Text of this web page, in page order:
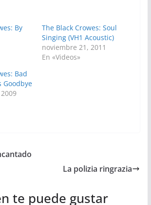
By
The Black Crowes: Soul
Singing (VH1 Acoustic)
noviembre 21, 2011
En «Videos»
Bad
Goodbye
La polizia ringrazia
te puede gustar